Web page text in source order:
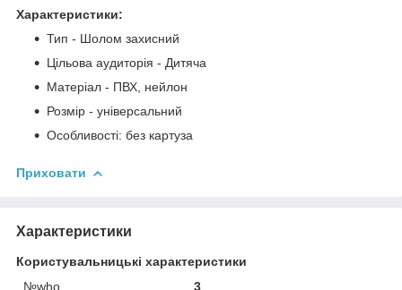
Характеристики:
Тип - Шолом захисний
Цільова аудиторія - Дитяча
Матеріал - ПВХ, нейлон
Розмір - універсальний
Особливості: без картуза
Приховати
Характеристики
Користувальницькі характеристики
№who
3